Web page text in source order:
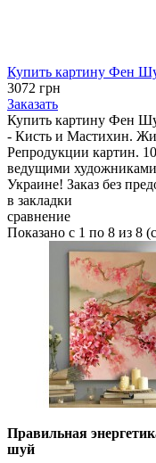
Купить картину Фен
3072 грн
Заказать
Купить картину Фен
- Кисть и Мастихин.
Репродукции картин.
ведущими
Украине! Заказ без
в закладки
сравнение
Показано с 1 по 8 из 8
Правильная
шуй